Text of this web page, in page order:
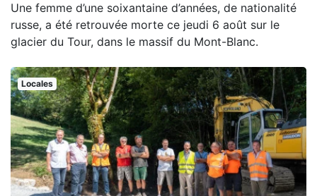
Une femme d’une soixantaine d’années, de nationalité
russe, a été retrouvée morte ce jeudi 6 août sur le
glacier du Tour, dans le massif du Mont-Blanc.
Locales